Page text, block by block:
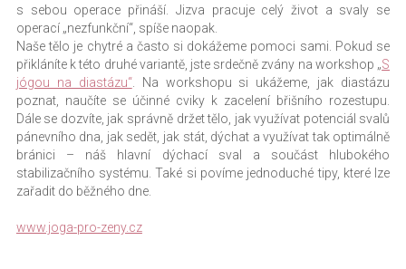
s sebou operace přináší. Jizva pracuje celý život a svaly se
operací „nezfunkční“, spíše naopak.
Naše tělo je chytré a často si dokážeme pomoci sami. Pokud se
přikláníte k této druhé variantě, jste srdečně zvány na workshop „S
jógou na diastázu“. Na workshopu si ukážeme, jak diastázu
poznat, naučíte se účinné cviky k zacelení břišního rozestupu.
Dále se dozvíte, jak správně držet tělo, jak využívat potenciál svalů
pánevního dna, jak sedět, jak stát, dýchat a využívat tak optimálně
bránici – náš hlavní dýchací sval a součást hlubokého
stabilizačního systému. Také si povíme jednoduché tipy, které lze
zařadit do běžného dne.
www.joga-pro-zeny.cz